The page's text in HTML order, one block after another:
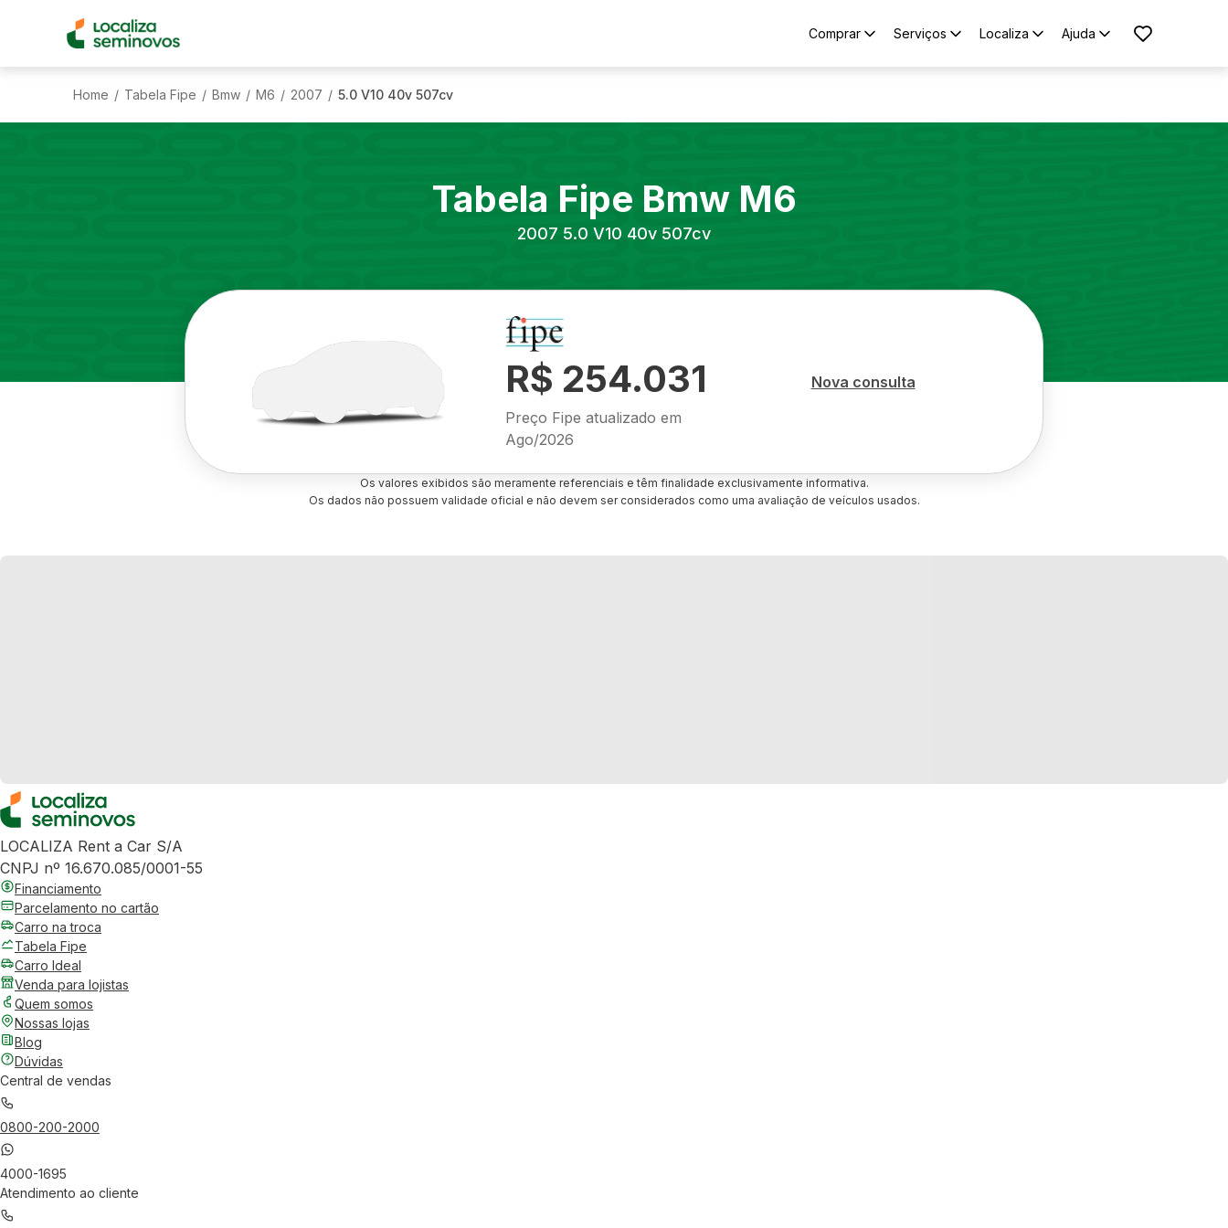
Comprar Serviços Localiza Ajuda
Home / Tabela Fipe / Bmw / M6 / 2007 / 5.0 V10 40v 507cv
Tabela Fipe Bmw M6
2007 5.0 V10 40v 507cv
R$ 254.031
Preço Fipe atualizado em
Ago/2026
Nova consulta
Os valores exibidos são meramente referenciais e têm finalidade exclusivamente informativa.
Os dados não possuem validade oficial e não devem ser considerados como uma avaliação de veículos usados.
LOCALIZA Rent a Car S/A
CNPJ nº 16.670.085/0001-55
Financiamento
Parcelamento no cartão
Carro na troca
Tabela Fipe
Carro Ideal
Venda para lojistas
Quem somos
Nossas lojas
Blog
Dúvidas
Central de vendas
0800-200-2000
4000-1695
Atendimento ao cliente